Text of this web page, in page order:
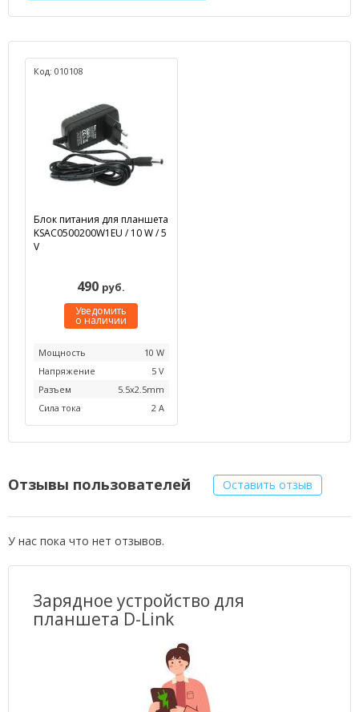
Код: 010108
Блок питания для планшета
KSAC0500200W1EU / 10 W / 5
V
490 руб.
Уведомить
о наличии
Мощность
10 W
Напряжение
5 V
Разъем
5.5x2.5mm
Сила тока
2 A
Отзывы пользователей Оставить отзыв
У нас пока что нет отзывов.
Зарядное устройство для
планшета D-Link